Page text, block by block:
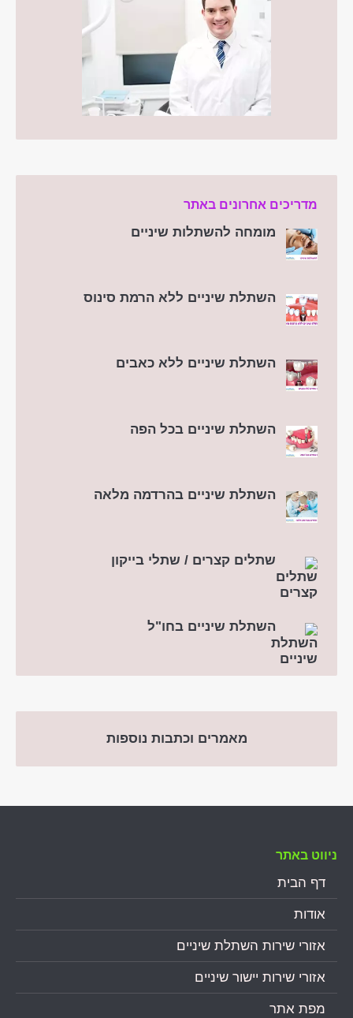
מדריכים אחרונים באתר
מומחה להשתלות שיניים
השתלת שיניים ללא הרמת סינוס
השתלת שיניים ללא כאבים
השתלת שיניים בכל הפה
השתלת שיניים בהרדמה מלאה
שתלים קצרים / שתלי בייקון
השתלת שיניים בחו"ל
מאמרים וכתבות נוספות
ניווט באתר
דף הבית
אודות
אזורי שירות השתלת שיניים
אזורי שירות יישור שיניים
מפת אתר